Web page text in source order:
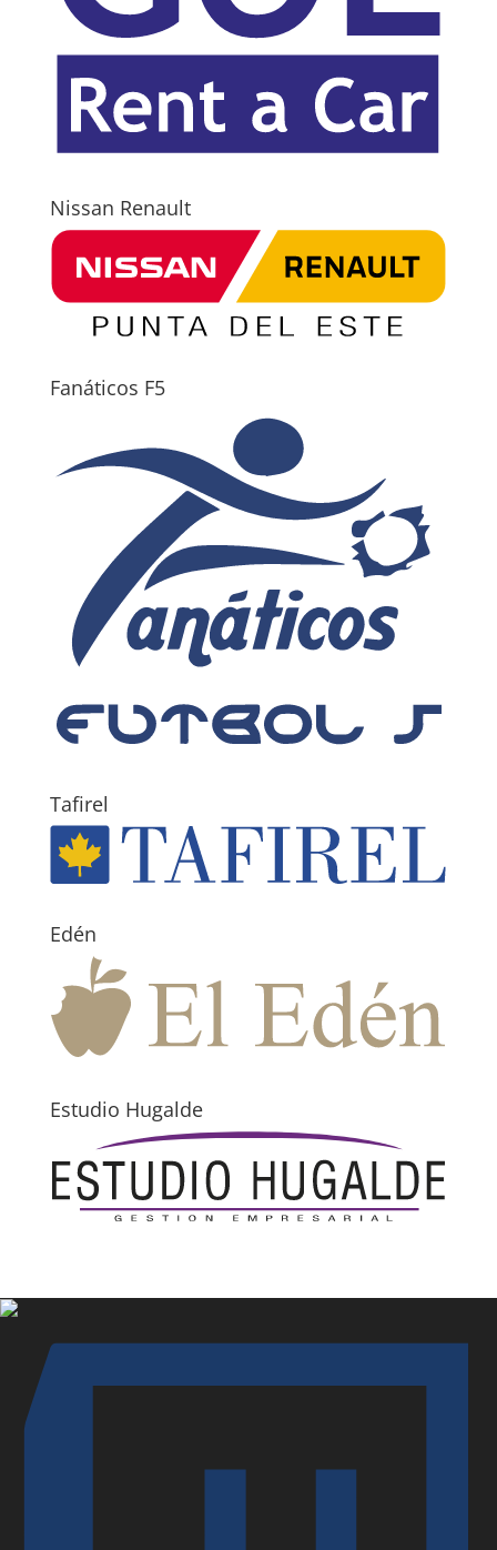
Nissan Renault
Fanáticos F5
Tafirel
Edén
Estudio Hugalde